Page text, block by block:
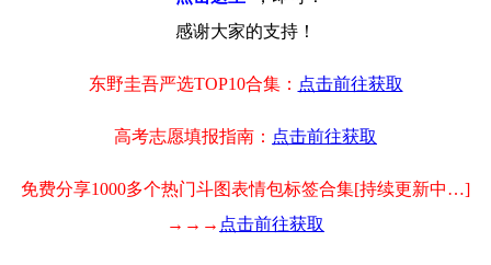
感谢大家的支持！
东野圭吾严选TOP10合集： 点击前往获取
高考志愿填报指南： 点击前往获取
免费分享1000多个热门斗图表情包标签合集[持续更新中…]
→→→ 点击前往获取